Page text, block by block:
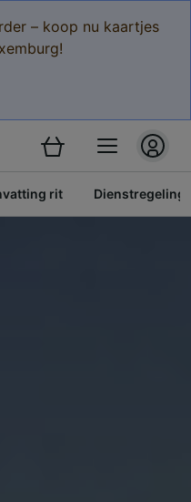
– koop nu kaartjes
rit Dienstregeling